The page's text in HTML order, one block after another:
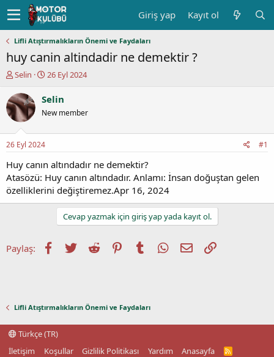
Giriş yap Kayıt ol
Lifli Atıştırmalıkların Önemi ve Faydaları
huy canin altindadir ne demektir ?
K
n
u
y
b
a
ş
a
t
a
Selin
B
ş
a
ç
a
r
i
26 Eyl 2024
Selin
New member
26 Eyl 2024 #1
Huy canın altındadır ne demektir?
Atasözü: Huy canın altındadır. Anlamı: İnsan doğuştan gelen
özelliklerini değiştiremez.Apr 16, 2024
Cevap yazmak için giriş yap yada kayıt ol.
Paylaş: Facebook
TwitterReddit PinterestTumblrWhatsApp
E-postaLink
Lifli Atıştırmalıkların Önemi ve Faydaları
Türkçe (TR)
İletişim
Koşullar Gizlilik Politikası Yardım Anasayfa
R